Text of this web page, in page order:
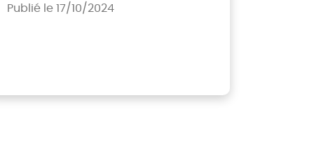
Publié le 17/10/2024